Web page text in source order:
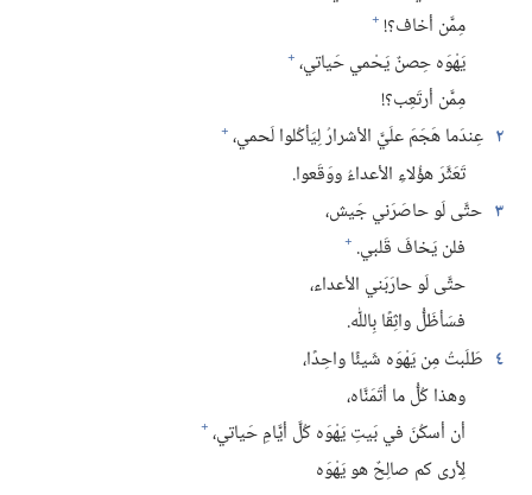
مِمَّن أخاف؟‏!‏ +
يَهْوَه حِصنٌ يَحْمي حَياتي،‏ +
مِمَّن أرتَعِب؟‏!‏
٢ عِندَما هَجَمَ علَيَّ الأشرارُ لِيَأكُلوا لَحمي،‏ +
تَعَثَّرَ هؤُلاءِ الأعداءُ ووَقَعوا.‏
٣ حتَّى لَو حاصَرَني جَيش،‏
فلن يَخافَ قَلبي.‏ +
حتَّى لَو حارَبَني الأعداء،‏
فسَأظَلُّ واثِقًا بِاللّٰه.‏
٤ طَلَبتُ مِن يَهْوَه شَيئًا واحِدًا،‏
وهذا كُلُّ ما أتَمَنَّاه،‏
أن أسكُنَ في بَيتِ يَهْوَه كُلَّ أيَّامِ حَياتي،‏ +
لِأرى كم صالِحٌ هو يَهْوَه